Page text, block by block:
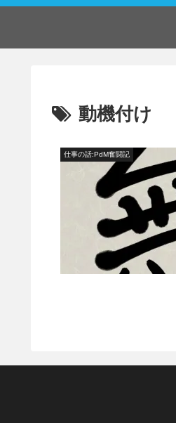
動機付け
仕事の話:PdM奮闘記